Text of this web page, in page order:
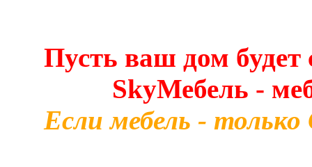
Пусть ваш дом
SkyМебель -
Если мебель -